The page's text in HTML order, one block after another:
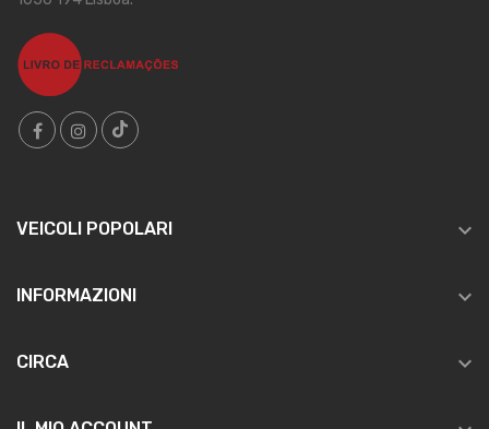
VEICOLI POPOLARI 
INFORMAZIONI 
CIRCA 